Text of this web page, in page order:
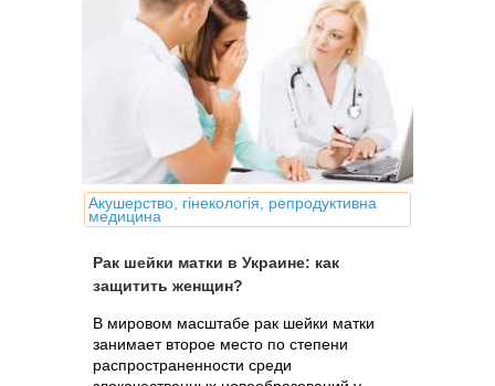
Акушерство, гінекологія, репродуктивна
медицина
Рак шейки матки в Украине: как
защитить женщин?
В мировом масштабе рак шейки матки
занимает второе место по степени
распространенности среди